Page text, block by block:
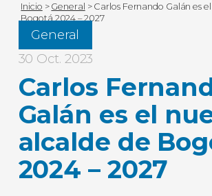
Inicio > General > Carlos Fernando Galán es
Bogotá 2024 – 2027
General
30 Oct. 2023
Carlos
Galán es el
alcalde de
2024 – 2027